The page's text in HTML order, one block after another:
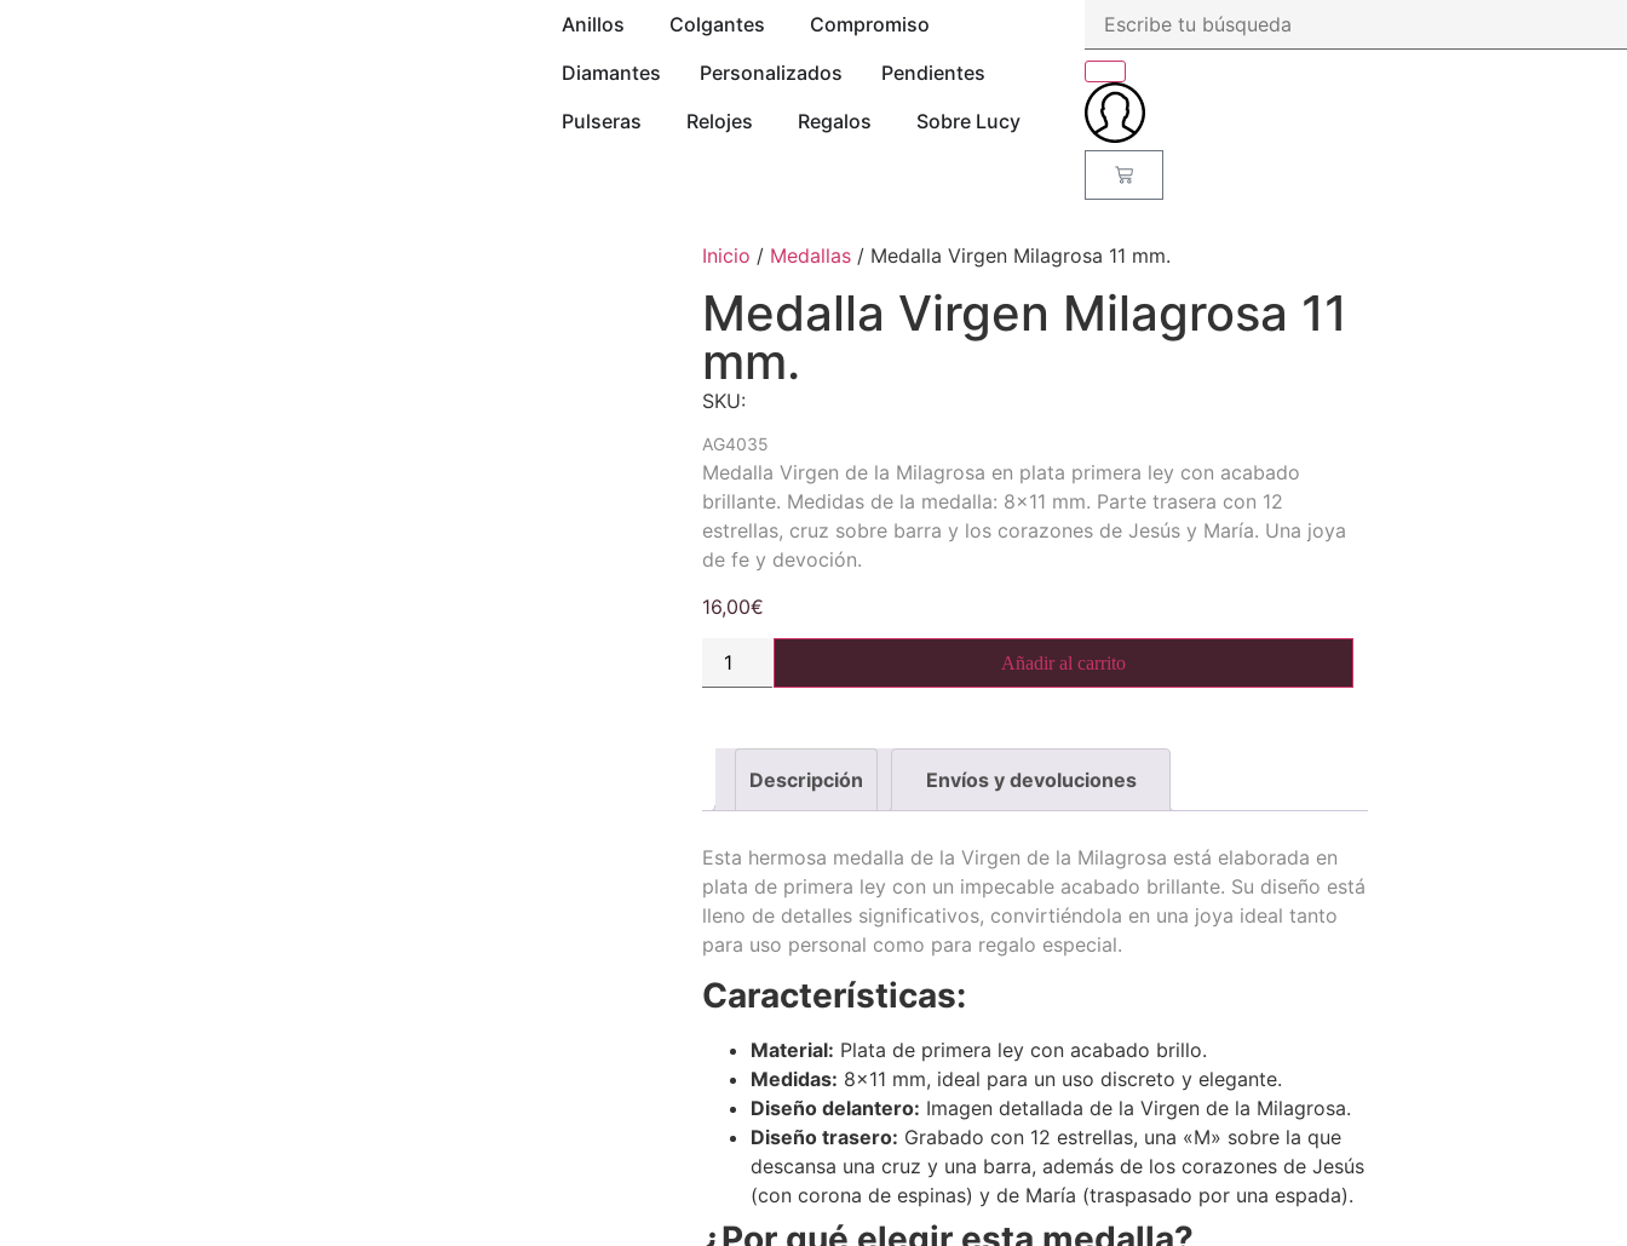
Anillos Colgantes
Compromiso
Diamantes
Personalizados
Pendientes
Pulseras
Relojes Regalos Sobre Lucy
Inicio / Medallas / Medalla Virgen Milagrosa 11 mm.
Medalla Virgen Milagrosa 11
mm.
SKU:
AG4035
Medalla Virgen de la Milagrosa en plata primera ley con acabado
brillante. Medidas de la medalla: 8×11 mm. Parte trasera con 12
estrellas, cruz sobre barra y los corazones de Jesús y María. Una joya
de fe y devoción.
16,00€
Añadir al carrito
Descripción Envíos y devoluciones
Esta hermosa medalla de la Virgen de la Milagrosa está elaborada en
plata de primera ley con un impecable acabado brillante. Su diseño está
lleno de detalles significativos, convirtiéndola en una joya ideal tanto
para uso personal como para regalo especial.
Características:
Material: Plata de primera ley con acabado brillo.
Medidas: 8×11 mm, ideal para un uso discreto y elegante.
Diseño delantero: Imagen detallada de la Virgen de la Milagrosa.
Diseño trasero: Grabado con 12 estrellas, una «M» sobre la que
descansa una cruz y una barra, además de los corazones de Jesús
(con corona de espinas) y de María (traspasado por una espada).